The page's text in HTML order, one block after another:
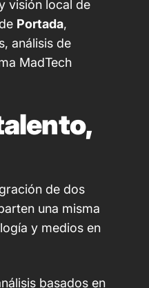
visión local de
Portada,
análisis de
MadTech
de dos
una misma
y medios en
basados en